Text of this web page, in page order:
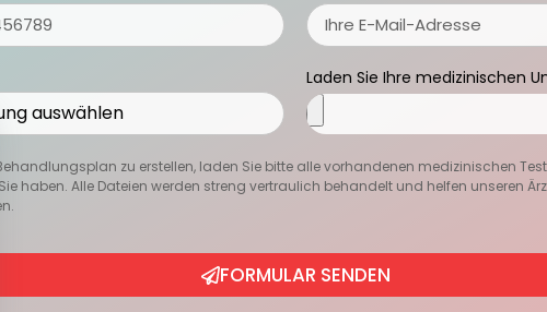
Laden Sie Ihre medizinischen
zu erstellen, laden Sie bitte alle vorhandenen medizinischen
haben. Alle Dateien werden streng vertraulich behandelt und helfen unseren
FORMULAR SENDEN